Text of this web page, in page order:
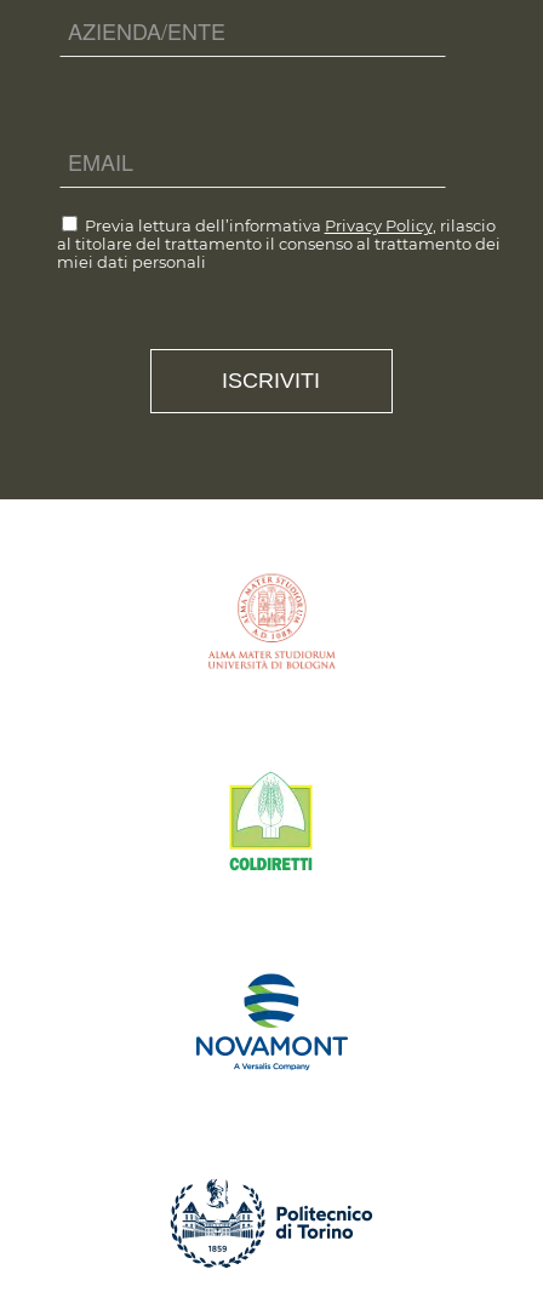
Previa lettura dell’informativa Privacy Policy, rilascio
al titolare del trattamento il consenso al trattamento dei
miei dati personali